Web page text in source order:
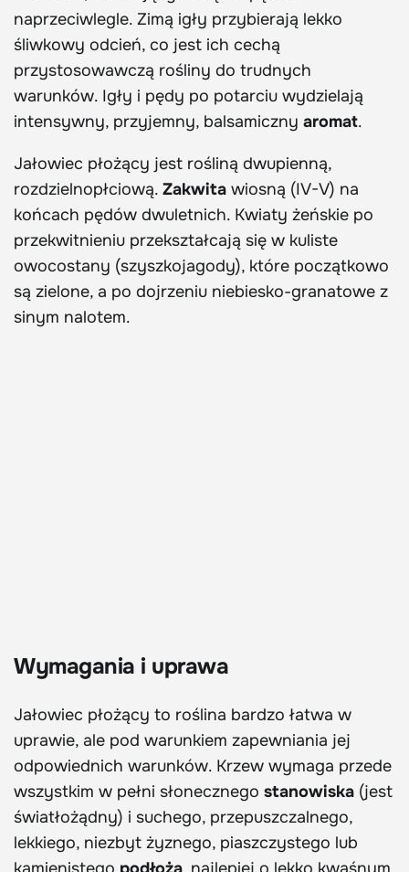
naprzeciwlegle. Zimą igły przybierają lekko
śliwkowy odcień, co jest ich cechą
przystosowawczą rośliny do trudnych
warunków. Igły i pędy po potarciu wydzielają
intensywny, przyjemny, balsamiczny aromat.
Jałowiec płożący jest rośliną dwupienną,
rozdzielnopłciową. Zakwita wiosną (IV-V) na
końcach pędów dwuletnich. Kwiaty żeńskie po
przekwitnieniu przekształcają się w kuliste
owocostany (szyszkojagody), które początkowo
są zielone, a po dojrzeniu niebiesko-granatowe z
sinym nalotem.
Wymagania i uprawa
Jałowiec płożący to roślina bardzo łatwa w
uprawie, ale pod warunkiem zapewniania jej
odpowiednich warunków. Krzew wymaga przede
wszystkim w pełni słonecznego stanowiska (jest
światłożądny) i suchego, przepuszczalnego,
lekkiego, niezbyt żyznego, piaszczystego lub